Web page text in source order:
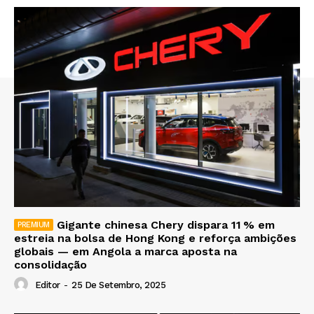
Gigante chinesa Chery dispara 11 % em
estreia na bolsa de Hong Kong e reforça ambições
globais — em Angola a marca aposta na
consolidação
Editor - 25 De Setembro, 2025